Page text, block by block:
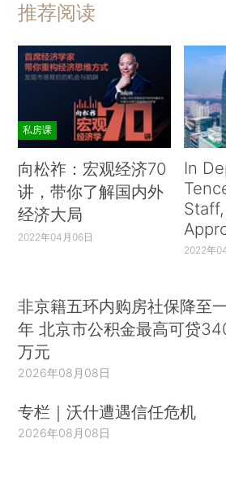
推荐阅读
私房课
向松祚：宏观经济70
讲，带你了解国内外
经济大局
2022年04月06日
In
Staff,
2022年
非京籍五环内购房社保降至
年 北京市公积金最高可贷
万元
2026年08月08日
专栏｜沃什遭遇信任危机
2026年08月08日